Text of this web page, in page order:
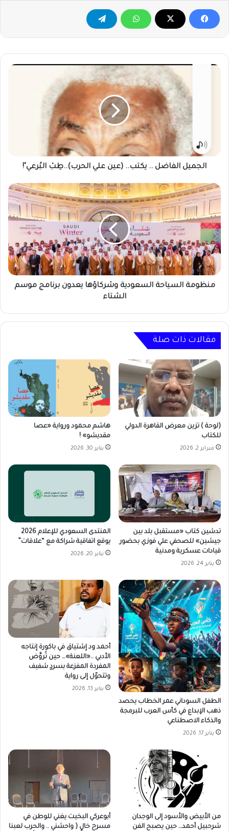
الجميل
الحرب)..طِبْ
البُرعي"!
الجميل الفاضل .. يكتب.. (عين علي الحرب)..طِبْ البُرعي"!
منظومة
السياحة
السعودية
وشركاؤها
يعدون
برنامج
موسم
الشتاء
منظومة السياحة السعودية وشركاؤها يعدون برنامج موسم
الشتاء
مقالات ذات صلة
(لوحة ) تزين معرض القاهرة الدولي
للكتاب
فبراير 2, 2026
هاشم محمود ورواية «عصا
مقديشو» !
يناير 30, 2026
تدشين كتاب «مستقبل بلد بين
جيشين» للصحفي علي فوزي بحضور
قيادات عسكرية ومدنية
يناير 24, 2026
المنتدى السعودي للإعلام 2026
يوقع اتفاقية شراكة مع “علاقات”
يناير 20, 2026
الطفل السوداني عمر الخطاب يحصد
ذهب الإبداع في كأس العرب للبرمجة
والذكاء الاصطناعي
يناير 17, 2026
أحمد ود إشتياق في باكورة إنتاجه
الأدبي ..«اللعنة»… حين تُروَّض
المفردة المفزعة بسردٍ شفيف
وتتحوّل إلى رواية
يناير 13, 2026
من الأبيض والأسود إلى الوجدان
شرحبيل أحمد… حين يصبح الفن
أبوعركي البخيت يغني للوطن في
مسرح خالٍ ( واحشني .. والحرب لعبنا